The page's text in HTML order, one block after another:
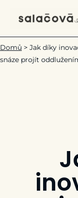
Domů > Jak díky
snáze projít